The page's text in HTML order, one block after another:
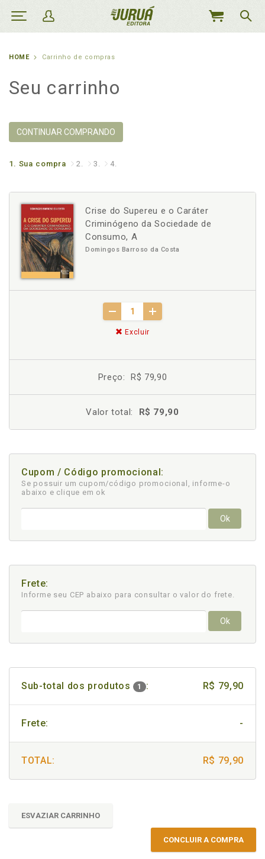
MEU
HOME Carrinho de compras
Seu carrinho
CONTINUAR COMPRANDO
1. Sua compra 2. 3. 4.
Crise do Supereu e o Caráter
Criminógeno da Sociedade de
Consumo, A
Domingos Barroso da Costa
Excluir
Preço: R$ 79,90
Valor total: R$ 79,90
Cupom / Código promocional:
Se possuir um cupom/código promocional, informe-o
abaixo e clique em ok
Ok
Frete:
Informe seu CEP abaixo para consultar o valor do frete.
Ok
Sub-total dos produtos 1 : R$ 79,90
Frete: -
TOTAL: R$ 79,90
ESVAZIAR CARRINHO
CONCLUIR A COMPRA